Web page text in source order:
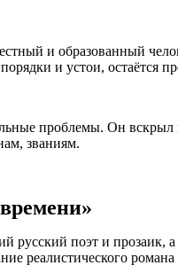
и образованный
и устои, остаётся
проблемы. Он
званиям.
поэт и прозаик, а
реалистического